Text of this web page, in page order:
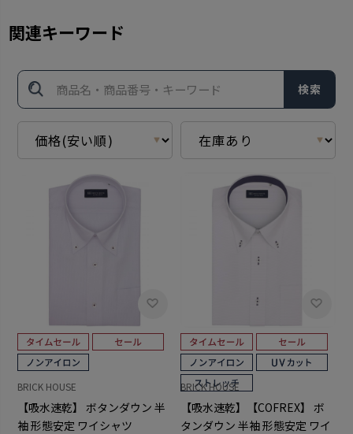
関連キーワード
検索
BRICK HOUSE
【吸水速乾】 ボタンダウン 半
袖 形態安定 ワイシャツ
BRICK HOUSE
【吸水速乾】【COFREX】 ボ
タンダウン 半袖 形態安定 ワイ